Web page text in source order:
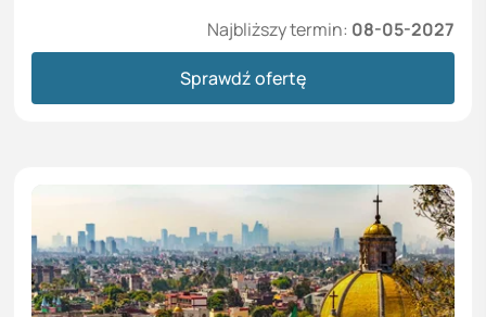
Najbliższy termin: 08-05-2027
Sprawdź ofertę